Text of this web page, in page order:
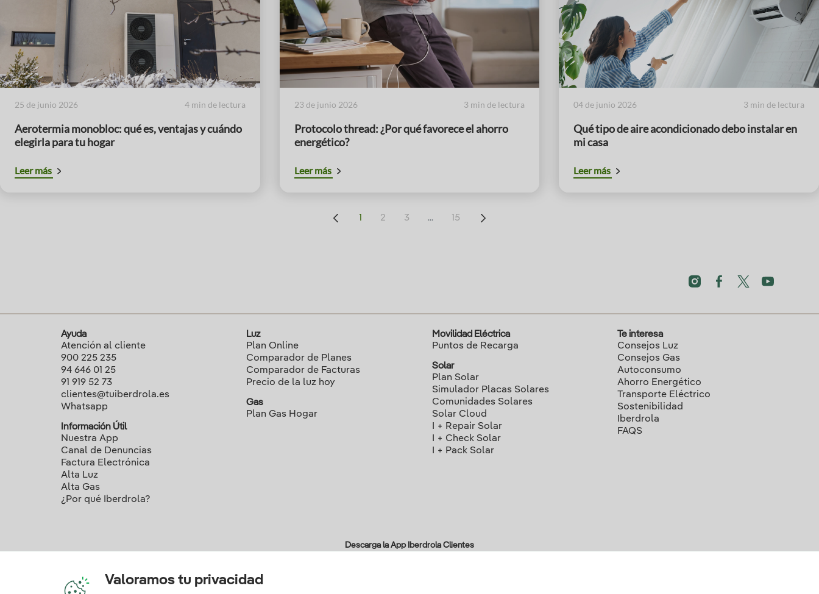
25 de junio 2026 4 min de lectura
Aerotermia monobloc: qué es, ventajas y cuándo
elegirla para tu hogar
Leer más
23 de junio 2026 3 min de lectura
Protocolo thread: ¿Por qué favorece el ahorro
energético?
Leer más
04 de junio 2026 3 min de lectura
Qué tipo de aire acondicionado debo instalar en
mi casa
Leer más
1 2 3 ... 15
Ayuda
Atención al cliente
900 225 235
94 646 01 25
91 919 52 73
clientes@tuiberdrola.es
Whatsapp
Información Útil
Nuestra App
Canal de Denuncias
Factura Electrónica
Alta Luz
Alta Gas
¿Por qué Iberdrola?
Luz
Plan Online
Comparador de Planes
Comparador de Facturas
Precio de la luz hoy
Gas
Plan Gas Hogar
Movilidad Eléctrica
Puntos de Recarga
Solar
Plan Solar
Simulador Placas Solares
Comunidades Solares
Solar Cloud
I + Repair Solar
I + Check Solar
I + Pack Solar
Te interesa
Consejos Luz
Consejos Gas
Autoconsumo
Ahorro Energético
Transporte Eléctrico
Sostenibilidad
Iberdrola
FAQS
Descarga la App Iberdrola Clientes
Valoramos tu privacidad